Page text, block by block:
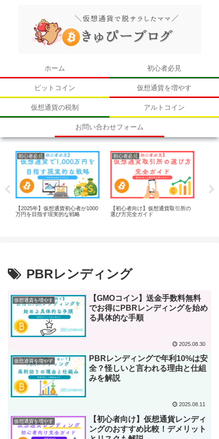
ホーム 初心者必見
ビットコイン 仮想通貨を増やす
仮想通貨の税制 アルトコイン
お問い合わせフォーム
心者必見
心者向け】仮想通貨取引所の
方完全ガイド
初心者必見
メルカリの仮想通貨サービス「メ
ルコイン」のメリットと注意点！
【初心者向け
PBRレンディング
仮想通貨を増やす
【GMOコイン】送金手数料無料
でお得にPBRレンディングを始め
る具体的な手順
2025.08.30
仮想通貨を増やす
PBRレンディングで年利10%は安
全？怪しいと言われる理由と仕組
みを解説
2025.08.11
仮想通貨を増やす
【初心者向け】仮想通貨レンディ
ングのおすすめ比較！デメリット